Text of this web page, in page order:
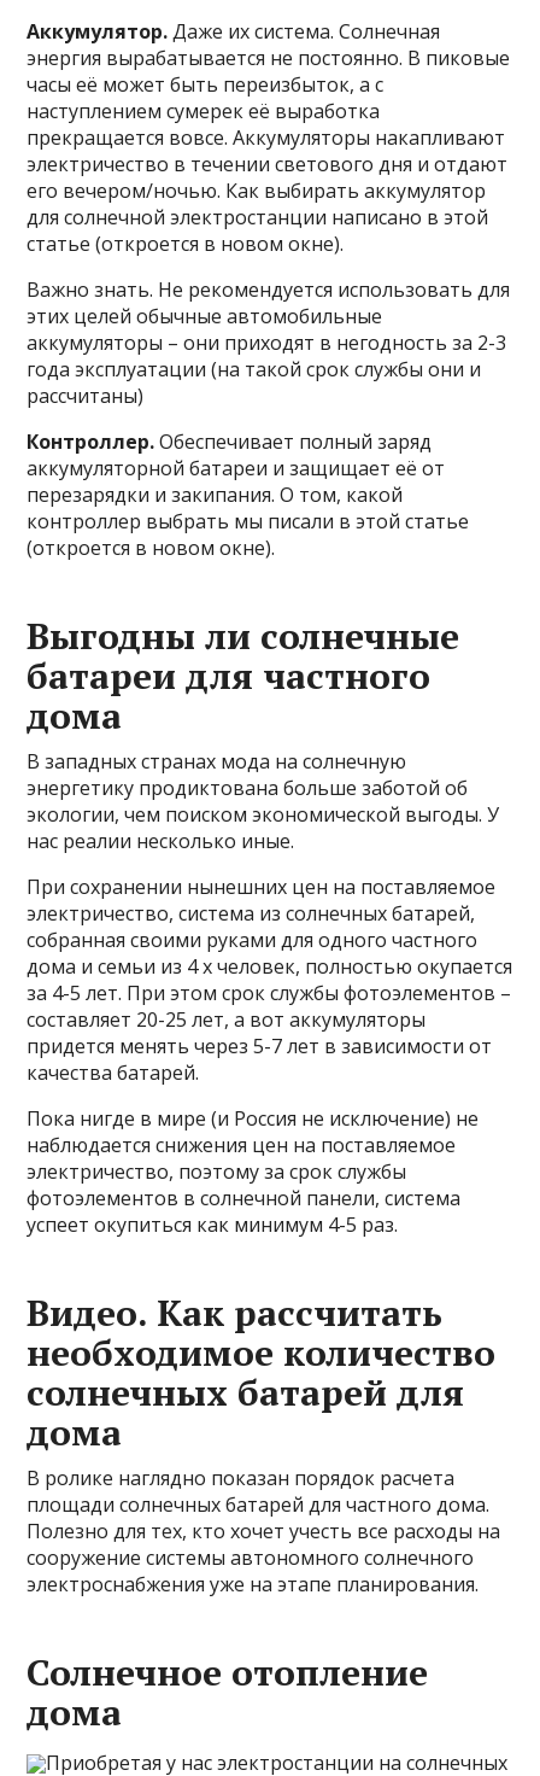
Аккумулятор.Даже их система. Солнечная
энергия вырабатывается не постоянно. В пиковые
часы её может быть переизбыток, а с
наступлением сумерек её выработка
прекращается вовсе. Аккумуляторы накапливают
электричество в течении светового дня и отдают
его вечером/ночью. Как выбирать аккумулятор
для солнечной электростанции написано в этой
статье (откроется в новом окне).
Важно знать. Не рекомендуется использовать для
этих целей обычные автомобильные
аккумуляторы – они приходят в негодность за 2-3
года эксплуатации (на такой срок службы они и
рассчитаны)
Контроллер.Обеспечивает полный заряд
аккумуляторной батареи и защищает её от
перезарядки и закипания. О том, какой
контроллер выбрать мы писали в этой статье
(откроется в новом окне).
Выгодны ли солнечные
батареи для частного
дома
В западных странах мода на солнечную
энергетику продиктована больше заботой об
экологии, чем поиском экономической выгоды. У
нас реалии несколько иные.
При сохранении нынешних цен на поставляемое
электричество, система из солнечных батарей,
собранная своими руками для одного частного
дома и семьи из 4 х человек, полностью окупается
за 4-5 лет. При этом срок службы фотоэлементов –
составляет 20-25 лет, а вот аккумуляторы
придется менять через 5-7 лет в зависимости от
качества батарей.
Пока нигде в мире (и Россия не исключение) не
наблюдается снижения цен на поставляемое
электричество, поэтому за срок службы
фотоэлементов в солнечной панели, система
успеет окупиться как минимум 4-5 раз.
Видео. Как рассчитать
необходимое количество
солнечных батарей для
дома
В ролике наглядно показан порядок расчета
площади солнечных батарей для частного дома.
Полезно для тех, кто хочет учесть все расходы на
сооружение системы автономного солнечного
электроснабжения уже на этапе планирования.
Солнечное отопление
дома
Приобретая у нас электростанции на солнечных